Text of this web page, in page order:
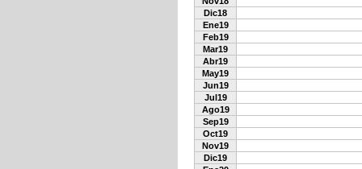
Dic18
Ene19
Feb19
Mar19
Abr19
May19
Jun19
Jul19
Ago19
Sep19
Oct19
Nov19
Dic19